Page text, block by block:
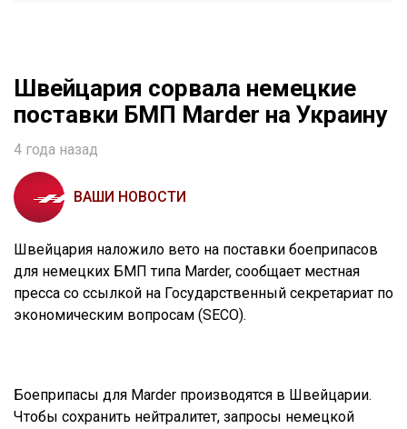
Швейцария сорвала немецкие
поставки БМП Marder на Украину
4 года назад
ВАШИ НОВОСТИ
Швейцария наложило вето на поставки боеприпасов
для немецких БМП типа Marder, сообщает местная
пресса со ссылкой на Государственный секретариат по
экономическим вопросам (SECO).
Боеприпасы для Marder производятся в Швейцарии.
Чтобы сохранить нейтралитет, запросы немецкой